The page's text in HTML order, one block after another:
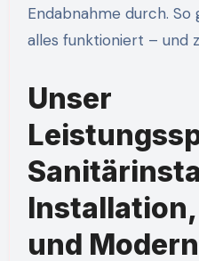
Endabnahme durch. So
alles funktioniert – und
Unser
und